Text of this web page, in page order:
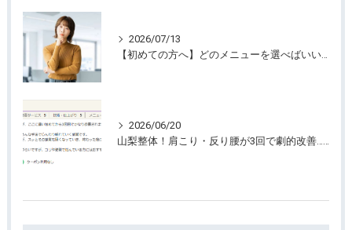
2026/07/13
【初めての方へ】どのメニューを選べばいいのか迷っていませんか？
2026/06/20